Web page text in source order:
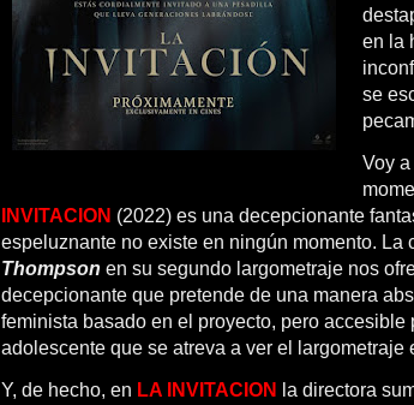
en la
se
Voy
INVITACION (2022) es una decepcionante
espeluznante no existe en ningún momento. La
Thompson en su segundo largometraje nos
decepcionante que pretende de una manera
feminista basado en el proyecto, pero accesible
adolescente que se atreva a ver el largometraje
Y, de hecho, en LA INVITACION
la directora